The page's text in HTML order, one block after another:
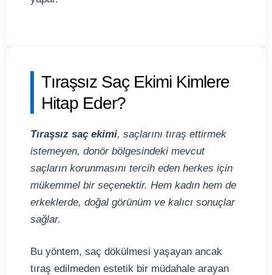
Tıraşsız Saç Ekimi Kimlere
Hitap Eder?
Tıraşsız saç ekimi, saçlarını tıraş ettirmek
istemeyen, donör bölgesindeki mevcut
saçların korunmasını tercih eden herkes için
mükemmel bir seçenektir. Hem kadın hem de
erkeklerde, doğal görünüm ve kalıcı sonuçlar
sağlar.
Bu yöntem, saç dökülmesi yaşayan ancak
tıraş edilmeden estetik bir müdahale arayan